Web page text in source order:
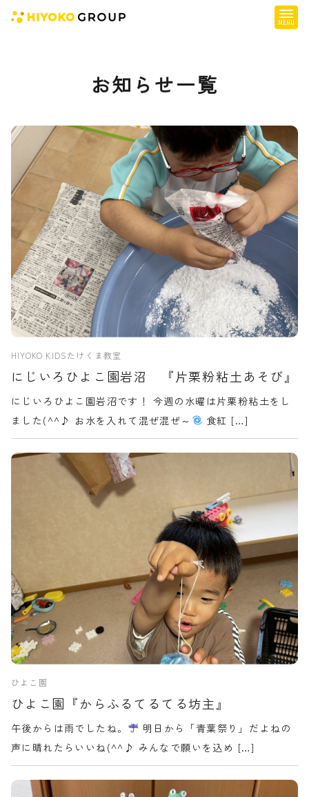
障がい児支援
障がい者支援
施設一覧
会社概要
お知らせ
採用情報
施設空き状況はこちら
見学申込・お問合せ
お知らせ一覧
HIYOKO KIDSたけくま教室
にじいろひよこ園岩沼 『片栗粉粘土あそび』
にじいろひよこ園岩沼です！ 今週の水曜は片栗粉粘土をし
ました(^^♪ お水を入れて混ぜ混ぜ～
食紅 […]
ひよこ園
ひよこ園『からふるてるてる坊主』
午後からは雨でしたね。
明日から「青葉祭り」だよねの
声に晴れたらいいね(^^♪ みんなで願いを込め […]